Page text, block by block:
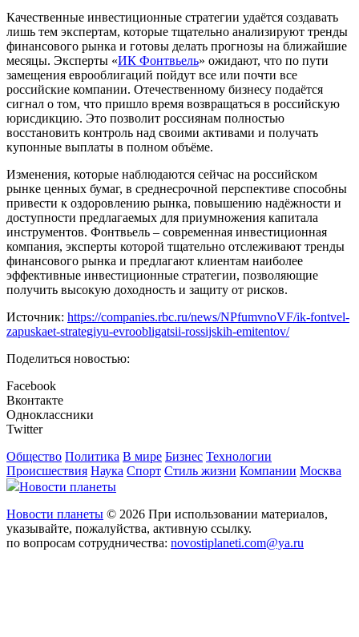
Качественные инвестиционные стратегии удаётся создавать
лишь тем экспертам, которые тщательно анализируют тренды
финансового рынка и готовы делать прогнозы на ближайшие
месяцы. Эксперты «ИК Фонтвьель» ожидают, что по пути
замещения еврооблигаций пойдут все или почти все
российские компании. Отечественному бизнесу подаётся
сигнал о том, что пришло время возвращаться в российскую
юрисдикцию. Это позволит россиянам полностью
восстановить контроль над своими активами и получать
купонные выплаты в полном объёме.
Изменения, которые наблюдаются сейчас на российском
рынке ценных бумаг, в среднесрочной перспективе способны
привести к оздоровлению рынка, повышению надёжности и
доступности предлагаемых для приумножения капитала
инструментов. Фонтвьель – современная инвестиционная
компания, эксперты которой тщательно отслеживают тренды
финансового рынка и предлагают клиентам наиболее
эффективные инвестиционные стратегии, позволяющие
получить высокую доходность и защиту от рисков.
Источник: https://companies.rbc.ru/news/NPfumvnoVF/ik-fontvel-
zapuskaet-strategiyu-evroobligatsii-rossijskih-emitentov/
Поделиться новостью:
Facebook
Вконтакте
Одноклассники
Twitter
Общество Политика В мире Бизнес Технологии
Происшествия Наука Спорт Стиль жизни Компании Москва
Новости планеты
Новости планеты © 2026 При использовании материалов,
указывайте, пожалуйства, активную ссылку.
по вопросам сотрудничества: novostiplaneti.com@ya.ru